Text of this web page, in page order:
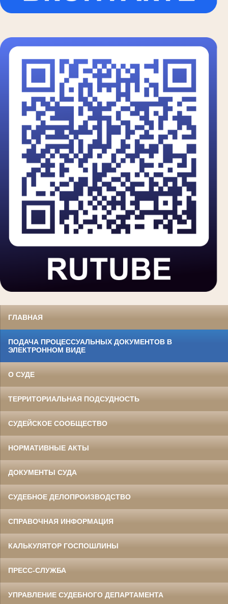
ГЛАВНАЯ
ПОДАЧА ПРОЦЕССУАЛЬНЫХ ДОКУМЕНТОВ В
ЭЛЕКТРОННОМ ВИДЕ
О СУДЕ
ТЕРРИТОРИАЛЬНАЯ ПОДСУДНОСТЬ
СУДЕЙСКОЕ СООБЩЕСТВО
НОРМАТИВНЫЕ АКТЫ
ДОКУМЕНТЫ СУДА
СУДЕБНОЕ ДЕЛОПРОИЗВОДСТВО
СПРАВОЧНАЯ ИНФОРМАЦИЯ
КАЛЬКУЛЯТОР ГОСПОШЛИНЫ
ПРЕСС-СЛУЖБА
УПРАВЛЕНИЕ СУДЕБНОГО ДЕПАРТАМЕНТА